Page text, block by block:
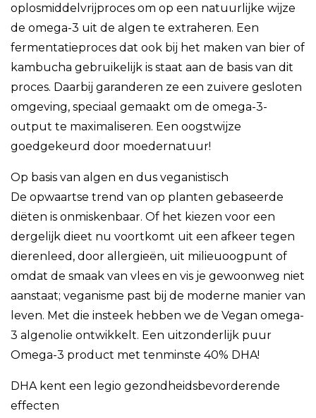
oplosmiddelvrijproces om op een natuurlijke wijze
de omega-3 uit de algen te extraheren. Een
fermentatieproces dat ook bij het maken van bier of
kambucha gebruikelijk is staat aan de basis van dit
proces. Daarbij garanderen ze een zuivere gesloten
omgeving, speciaal gemaakt om de omega-3-
output te maximaliseren. Een oogstwijze
goedgekeurd door moedernatuur!
Op basis van algen en dus veganistisch
De opwaartse trend van op planten gebaseerde
diëten is onmiskenbaar. Of het kiezen voor een
dergelijk dieet nu voortkomt uit een afkeer tegen
dierenleed, door allergieën, uit milieuoogpunt of
omdat de smaak van vlees en vis je gewoonweg niet
aanstaat; veganisme past bij de moderne manier van
leven. Met die insteek hebben we de Vegan omega-
3 algenolie ontwikkelt. Een uitzonderlijk puur
Omega-3 product met tenminste 40% DHA!
DHA kent een legio gezondheidsbevorderende
effecten